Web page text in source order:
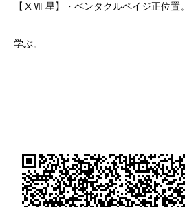
【ⅩⅦ 星】・ペンタクルペイジ正位置。
学ぶ。